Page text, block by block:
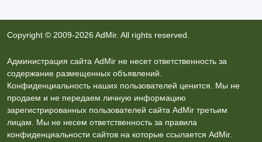
Copyright © 2009-2026 AdMir. All rights reserved.
Администрация сайта AdMir не несет ответственность за
содержание размещенных объявлений.
Конфиденциальность наших пользователей ценится. Мы не
продаем и не передаем личную информацию
зарегистрированных пользователей сайта AdMir третьим
лицам. Мы не несем ответственность за правила
конфиденциальности сайтов на которые ссылается AdMir.